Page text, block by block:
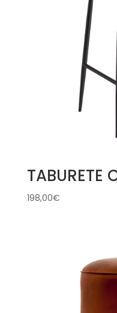
TABURETE
198,00€